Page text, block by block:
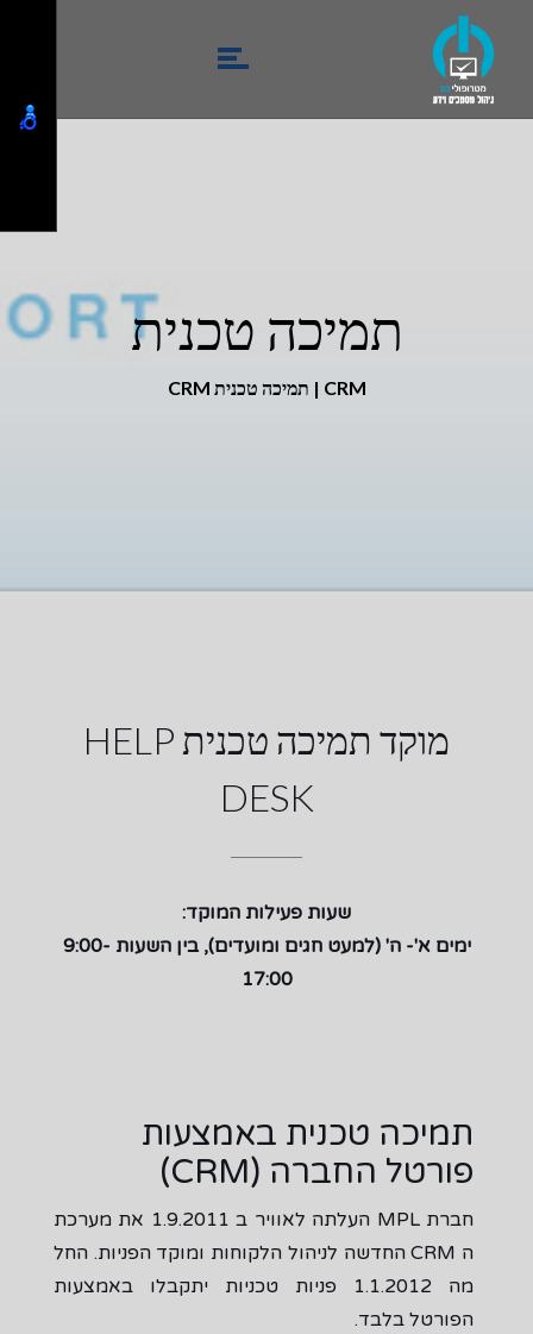
תמיכה טכנית
CRM | תמיכה טכנית CRM
מוקד תמיכה טכנית HELP
DESK
שעות פעילות המוקד:
ימים א'- ה' (למעט חגים ומועדים), בין השעות 9:00-
17:00
תמיכה טכנית באמצעות
פורטל החברה (CRM)
חברת MPL העלתה לאוויר ב 1.9.2011 את מערכת
ה CRM החדשה לניהול הלקוחות ומוקד הפניות. החל
מה 1.1.2012 פניות טכניות יתקבלו באמצעות
הפורטל בלבד.